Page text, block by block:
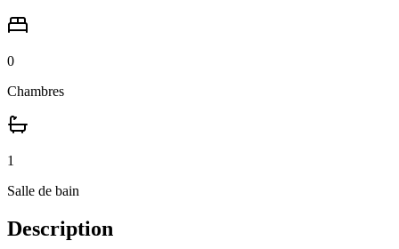
0
Chambres
1
Salle de bain
Description